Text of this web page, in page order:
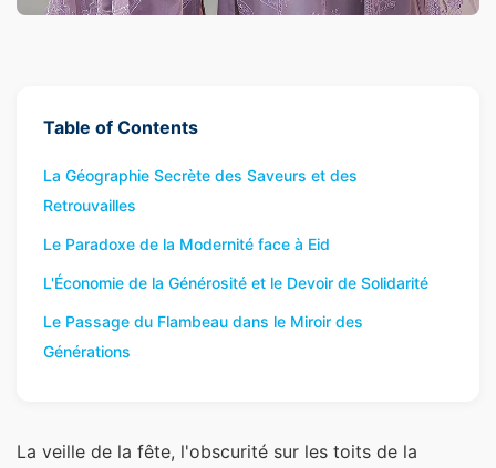
Table of Contents
La Géographie Secrète des Saveurs et des
Retrouvailles
Le Paradoxe de la Modernité face à Eid
L'Économie de la Générosité et le Devoir de Solidarité
Le Passage du Flambeau dans le Miroir des
Générations
La veille de la fête, l'obscurité sur les toits de la